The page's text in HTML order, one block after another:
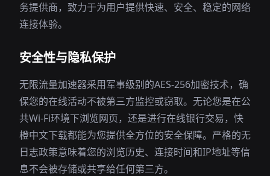
务提供商，致力于为用户提供快速、安全、稳定的网络
连接体验。
安全性与隐私保护
无限流量加速器采用军事级别的AES-256加密技术，确
保您的在线活动不被第三方监控或窃取。无论您是在公
共Wi-Fi环境下浏览网页，还是进行在线银行交易，快
橙中文下载都能为您提供全方位的安全保障。严格的无
日志政策意味着您的浏览历史、连接时间和IP地址等信
息不会被存储或共享给任何第三方。